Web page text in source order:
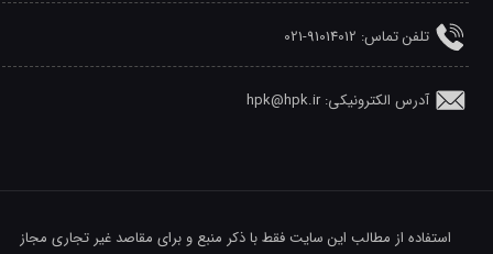
تلفن‌ تماس: 91014012-021
آدرس الکترونیکی: hpk@hpk.ir
استفاده از مطالب این سایت فقط با ذکر منبع و برای مقاصد غیر تجاری مجاز